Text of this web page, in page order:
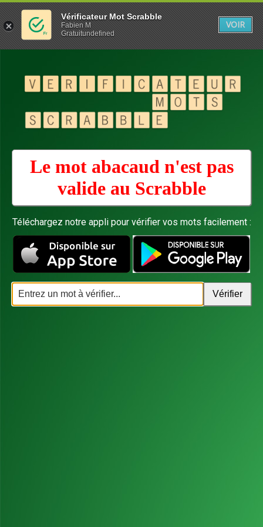
Le mot abacaud n'est pas
valide au Scrabble
Téléchargez notre appli pour vérifier vos mots facilement :
Vérificateur Mot Scrabble
Fabien M
Gratuitundefined
VOIR